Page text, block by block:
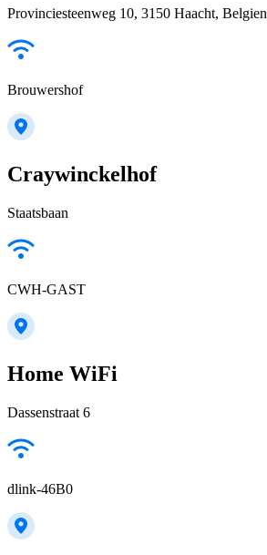
Provinciesteenweg 10, 3150 Haacht, Belgien
Brouwershof
Craywinckelhof
Staatsbaan
CWH-GAST
Home WiFi
Dassenstraat 6
dlink-46B0